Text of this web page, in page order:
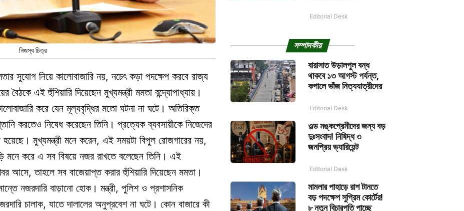
নিজস্ব চিত্র
সুযোগ নিয়ে কালোবাজারি নয়, নচেৎ কড়া পদক্ষেপ করবে রাজ্য
বৈঠকে এই হুঁশিয়ারি দিয়েছেন মুখ্যমন্ত্রী মমতা বন্দ্যোপাধ্যায়।
করে যেন মূল্যবৃদ্ধির মতো ঘটনা না ঘটে। অতিরিক্ত
করতেও নিষেধ করেছেন তিনি। প্রত্যেক ব্যবসায়ীকে নিজেদের
মুখ্যমন্ত্রী মনে করেন, এই সময়টা বিপুল রোজগারের নয়,
মনে করে এ সব বিষয়ে নজর রাখতে বলেছেন তিনি। এই
আসে, তাহলে সব বাজেয়াপ্ত করার হুঁশিয়ারি দিয়েছেন মমতা।
নজরদারি বাড়ানো হোক। মন্ত্রী, পুলিশ ও প্রশাসনিক
চালাক, যাতে দালালের অনুপ্রবেশ না ঘটে। কোন বাজারে কী
Editorial Desk
সম্পাদকীয়
বারাসাত উড়ালপুল বন্ধ
থাকবে ১৩ আগস্ট পর্যন্ত,
কপালে ভাঁজ নিত্যযাত্রীদের
Editorial Desk
ওল্ড মঙ্কপ্রেমীদের জন্য বড়
দুঃসংবাদ! নিষিদ্ধ ৩
জনপ্রিয় ভ্যারিয়েন্ট
Editorial Desk
মামলার পাহাড়ে রাশ টানতে
বড় পদক্ষেপ সুপ্রিম কোর্টের!
৮ নতুন বিচারপতি পাচ্ছে